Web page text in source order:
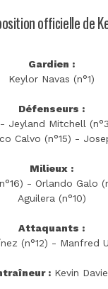
officielle de
Gardien :
Keylor Navas (n°1)
Défenseurs :
Jeyland Mitchell
Calvo (n°15) -
Milieux :
- Orlando Galo
Aguilera (n°10)
Attaquants :
(n°12) - Manfred
: Kevin